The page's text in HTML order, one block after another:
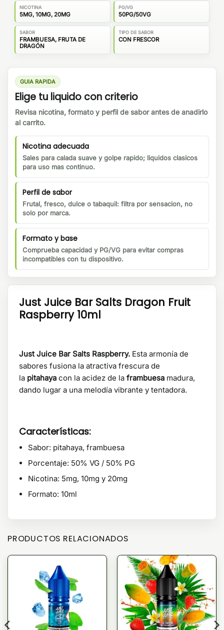
NICOTINA
5MG, 10MG, 20MG
PG/VG
50PG/50VG
SABOR
FRAMBUESA, FRUTA DE
DRAGÓN
TIPO DE SABOR
CON FRESCOR
GUIA RAPIDA
Elige tu liquido con criterio
Revisa nicotina, formato y perfil de sabor antes de anadirlo
al carrito.
Nicotina adecuada
Sales para calada suave y golpe rapido; liquidos clasicos
para uso mas continuo.
Perfil de sabor
Frutal, fresco, dulce o tabaquil: filtra por sensacion, no
solo por marca.
Formato y base
Comprueba capacidad y PG/VG para evitar compras
incompatibles con tu dispositivo.
Just Juice Bar Salts Dragon Fruit
Raspberry 10ml
Just Juice Bar Salts Raspberry. Esta armonía de
sabores fusiona la atractiva frescura de
la pitahaya con la acidez de la frambuesa madura,
dando lugar a una melodía vibrante y tentadora.
Características:
Sabor: pitahaya, frambuesa
Porcentaje: 50% VG / 50% PG
Nicotina: 5mg, 10mg y 20mg
Formato: 10ml
PRODUCTOS RELACIONADOS